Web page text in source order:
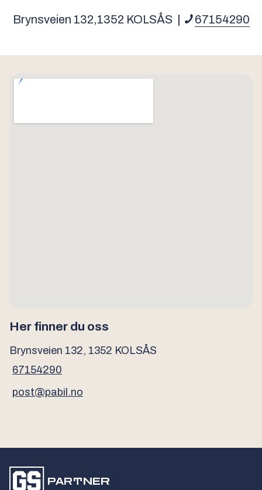
Brynsveien 132,1352 KOLSÅS 67154290
Her finner du oss
Brynsveien 132, 1352 KOLSÅS
67154290
post@pabil.no